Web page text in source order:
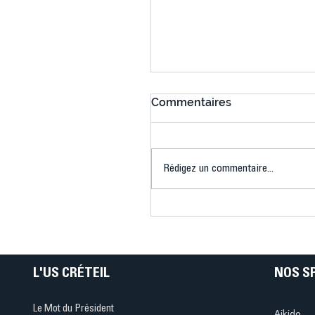
Ping ? Quand le tennis
Commentaires
Rédigez un commentaire...
L'US CRÉTEIL
Le Mot du Président
NOS